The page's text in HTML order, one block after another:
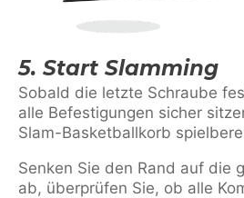
5. Start Slamming
Sobald die letzte Schraube
alle Befestigungen sicher
Slam-Basketballkorb
Senken Sie den Rand auf die
ab, überprüfen Sie, ob alle